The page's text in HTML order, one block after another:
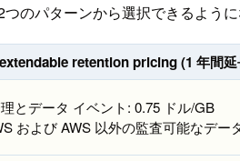
のパターンから選択できるように
retention pricing (1 年間延
理とデータ イベント: 0.75 ドル/GB
および AWS 以外の監査可能なデー